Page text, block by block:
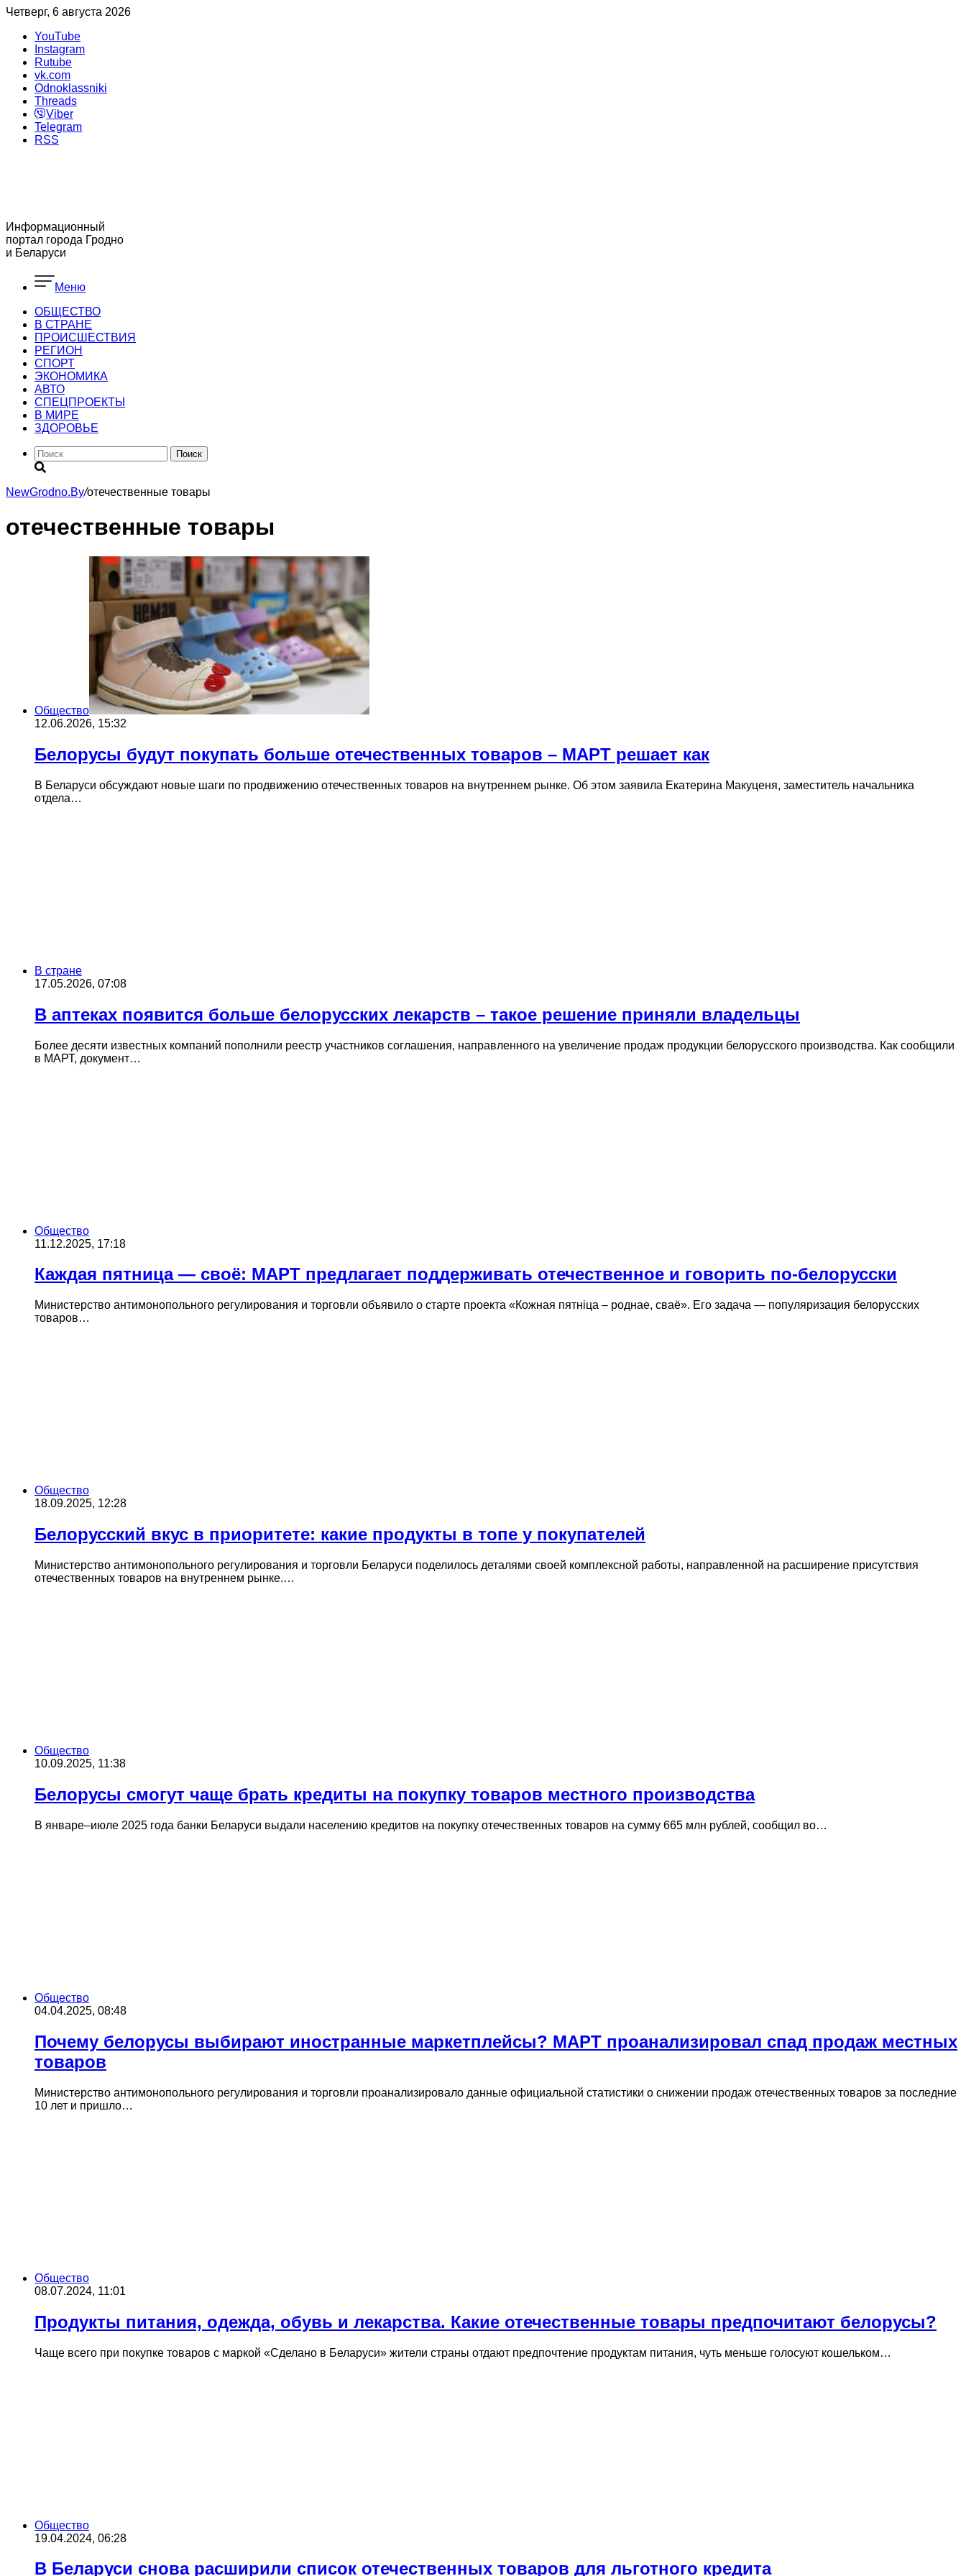
Четверг, 6 августа 2026
YouTube
Instagram
Rutube
vk.com
Odnoklassniki
Threads
Viber
Telegram
RSS
Информационный
портал города Гродно
и Беларуси
Меню
ОБЩЕСТВО
В СТРАНЕ
ПРОИСШЕСТВИЯ
РЕГИОН
CПОРТ
ЭКОНОМИКА
АВТО
СПЕЦПРОЕКТЫ
В МИРЕ
ЗДОРОВЬЕ
Поиск
NewGrodno.By/отечественные товары
отечественные товары
Общество
12.06.2026, 15:32
Белорусы будут покупать больше отечественных товаров – МАРТ решает как
В Беларуси обсуждают новые шаги по продвижению отечественных товаров на внутреннем рынке. Об этом заявила Екатерина Макуценя, заместитель начальника
отдела…
В стране
17.05.2026, 07:08
В аптеках появится больше белорусских лекарств – такое решение приняли владельцы
Более десяти известных компаний пополнили реестр участников соглашения, направленного на увеличение продаж продукции белорусского производства. Как сообщили
в МАРТ, документ…
Общество
11.12.2025, 17:18
Каждая пятница — своё: МАРТ предлагает поддерживать отечественное и говорить по-белорусски
Министерство антимонопольного регулирования и торговли объявило о старте проекта «Кожная пятнiца – роднае, сваё». Его задача — популяризация белорусских
товаров…
Общество
18.09.2025, 12:28
Белорусский вкус в приоритете: какие продукты в топе у покупателей
Министерство антимонопольного регулирования и торговли Беларуси поделилось деталями своей комплексной работы, направленной на расширение присутствия
отечественных товаров на внутреннем рынке.…
Общество
10.09.2025, 11:38
Белорусы смогут чаще брать кредиты на покупку товаров местного производства
В январе–июле 2025 года банки Беларуси выдали населению кредитов на покупку отечественных товаров на сумму 665 млн рублей, сообщил во…
Общество
04.04.2025, 08:48
Почему белорусы выбирают иностранные маркетплейсы? МАРТ проанализировал спад продаж местных
товаров
Министерство антимонопольного регулирования и торговли проанализировало данные официальной статистики о снижении продаж отечественных товаров за последние
10 лет и пришло…
Общество
08.07.2024, 11:01
Продукты питания, одежда, обувь и лекарства. Какие отечественные товары предпочитают белорусы?
Чаще всего при покупке товаров с маркой «Сделано в Беларуси» жители страны отдают предпочтение продуктам питания, чуть меньше голосуют кошельком…
Общество
19.04.2024, 06:28
В Беларуси снова расширили список отечественных товаров для льготного кредита